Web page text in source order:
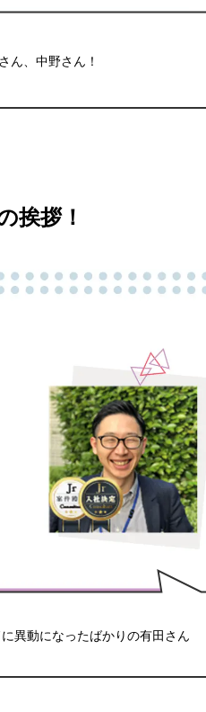
ん、中野さん！
挨拶！
異動になったばかりの有田さん